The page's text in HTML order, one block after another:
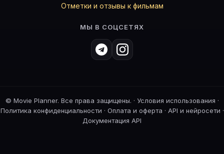
Отметки и отзывы к фильмам
МЫ В СОЦСЕТЯХ
© Movie Planner. Все права защищены. · Условия использования ·
Политика конфиденциальности · Оплата и оферта · API и нейросети ·
Документация API